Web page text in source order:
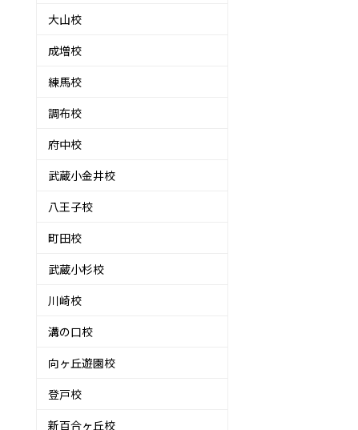
大山校
成増校
練馬校
調布校
府中校
武蔵小金井校
八王子校
町田校
武蔵小杉校
川崎校
溝の口校
向ヶ丘遊園校
登戸校
新百合ヶ丘校